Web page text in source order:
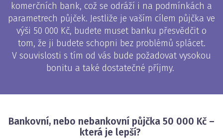
komerčních bank, což se odráží i na podmínkách a
parametrech půjček. Jestliže je vaším cílem půjčka ve
výši 50 000 Kč, budete muset banku přesvědčit o
tom, že ji budete schopni bez problémů splácet.
V souvislosti s tím od vás bude požadovat vysokou
bonitu a také dostatečné příjmy.
Bankovní, nebo nebankovní půjčka 50 000 Kč –
která je lepší?